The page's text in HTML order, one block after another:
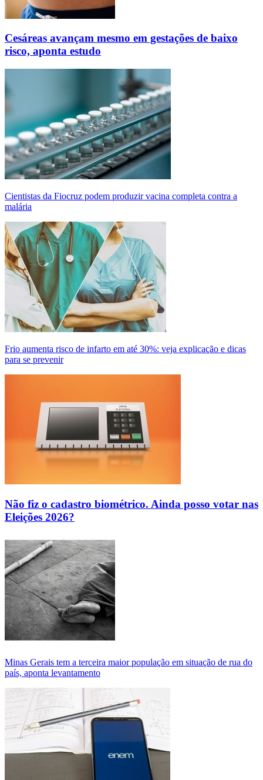
Cesáreas avançam mesmo em gestações de baixo
risco, aponta estudo
Cientistas da Fiocruz podem produzir vacina completa contra a
malária
Frio aumenta risco de infarto em até 30%: veja explicação e dicas
para se prevenir
Não fiz o cadastro biométrico. Ainda posso votar nas
Eleições 2026?
Minas Gerais tem a terceira maior população em situação de rua do
país, aponta levantamento